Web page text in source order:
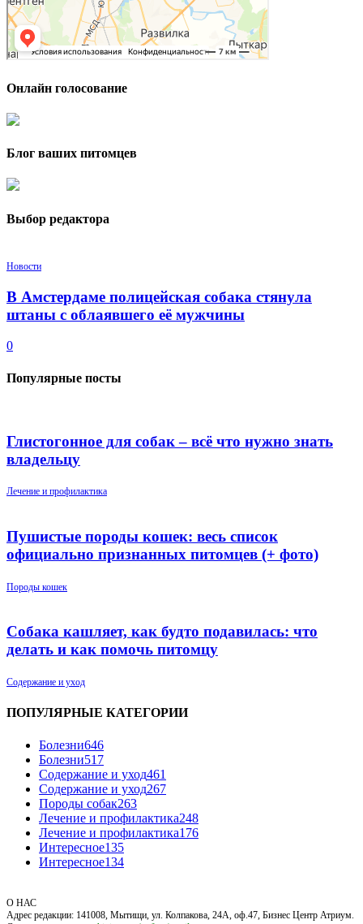
Онлайн голосование
Блог ваших питомцев
Выбор редактора
Новости
В Амстердаме полицейская собака стянула
штаны с облаявшего её мужчины
0
Популярные посты
Глистогонное для собак – всё что нужно знать
владельцу
Лечение и профилактика
Пушистые породы кошек: весь список
официально признанных питомцев (+ фото)
Породы кошек
Собака кашляет, как будто подавилась: что
делать и как помочь питомцу
Содержание и уход
ПОПУЛЯРНЫЕ КАТЕГОРИИ
Болезни646
Болезни517
Содержание и уход461
Содержание и уход267
Породы собак263
Лечение и профилактика248
Лечение и профилактика176
Интересное135
Интересное134
О НАС
Адрес редакции: 141008, Мытищи, ул. Колпакова, 24А, оф.47, Бизнес Центр Атриум.